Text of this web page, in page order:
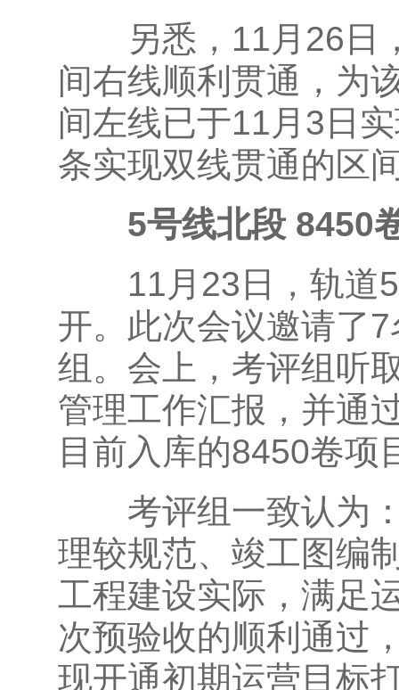
另悉，11月26日，
间右线顺利贯通，为
间左线已于11月3日
条实现双线贯通的区
5号线北段 8450
11月23日，轨道5
开。此次会议邀请了
组。会上，考评组听
管理工作汇报，并通
目前入库的8450卷项
考评组一致认为：
理较规范、竣工图编
工程建设实际，满足
次预验收的顺利通过
现开通初期运营目标